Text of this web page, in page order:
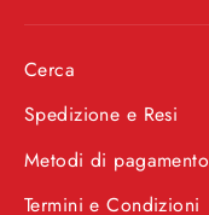
Cerca
Spedizione e Resi
Metodi di pagamento
Termini e Condizioni